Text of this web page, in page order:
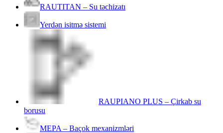
RAUTITAN – Su təchizatı
Yerdən isitmə sistemi
RAUPIANO PLUS – Çirkab su
borusu
MEPA – Baçok mexanizmləri